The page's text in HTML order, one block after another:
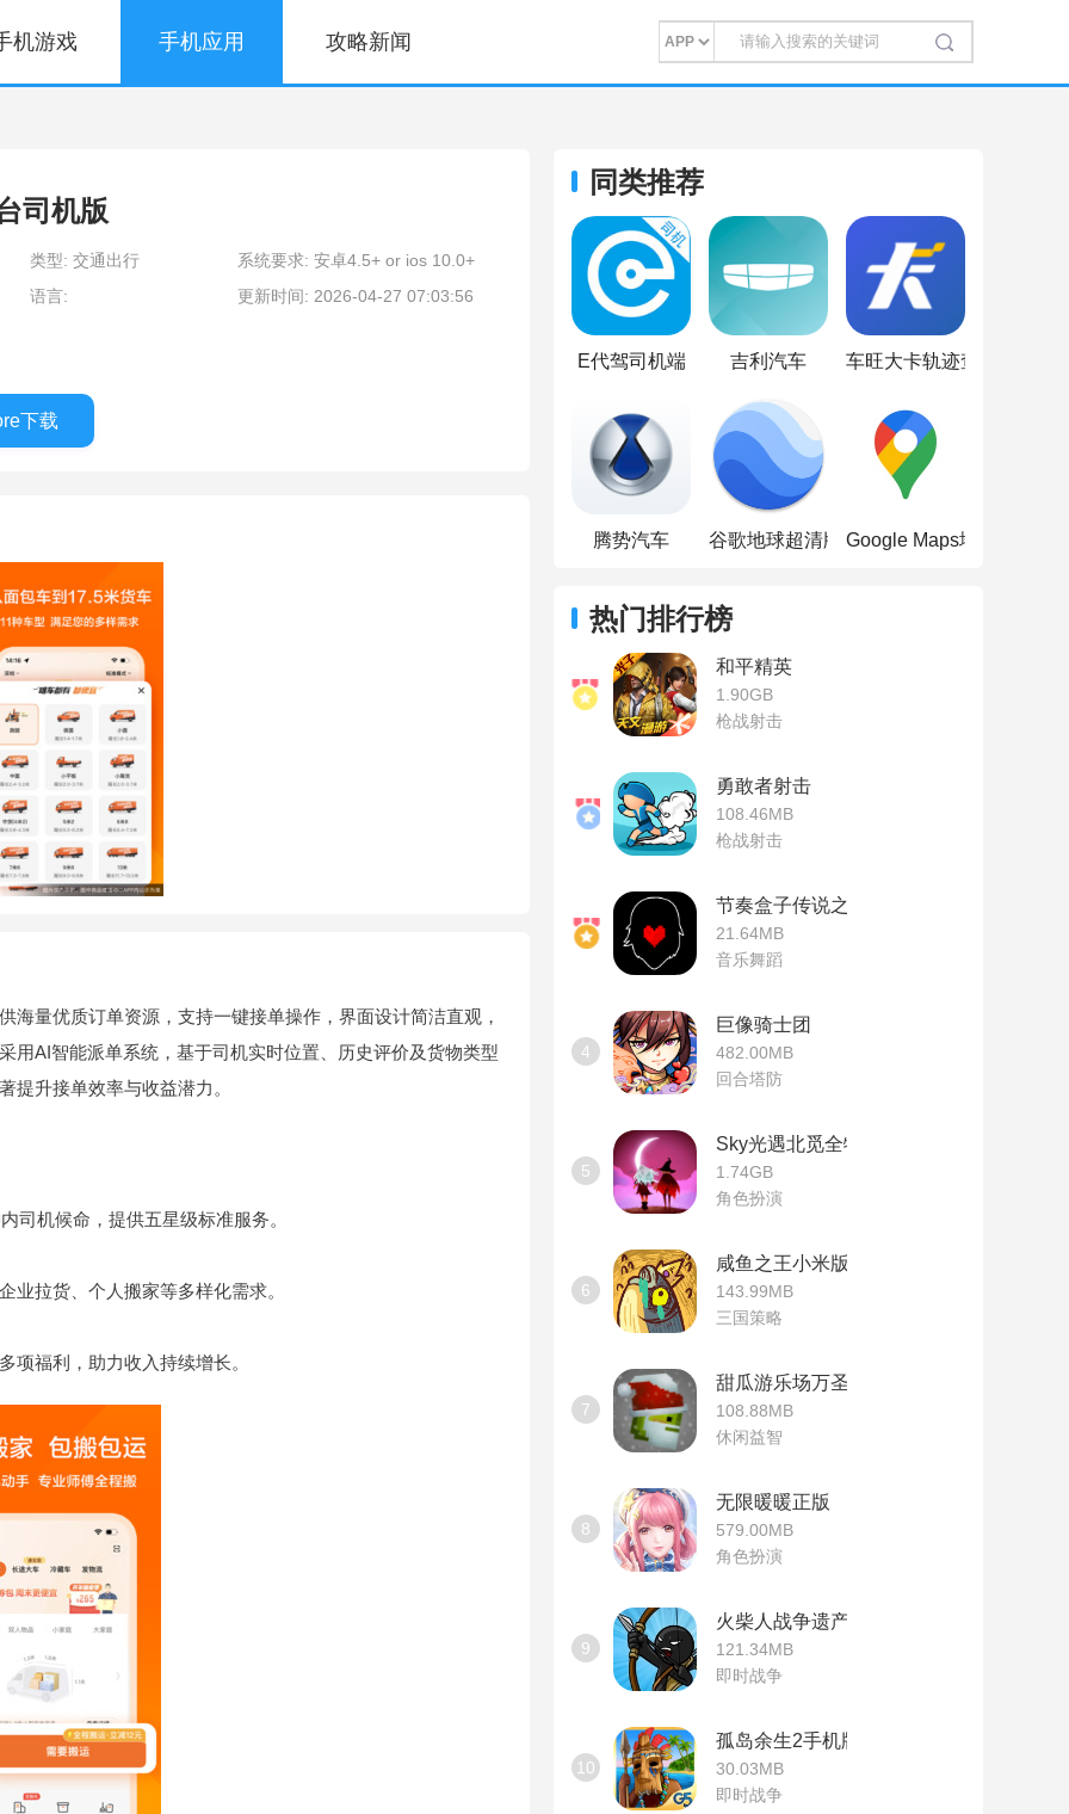
机游戏 手机应用 攻略新闻
司机版
类型: 交通出行
系统要求: 安卓4.5+ or ios 10.0+
语言:
更新时间: 2026-04-27 07:03:56
下载
量优质订单资源，支持一键接单操作，界面设计简洁直观，
用AI智能派单系统，基于司机实时位置、历史评价及货物类型
提升接单效率与收益潜力。
司机候命，提供五星级标准服务。
业拉货、个人搬家等多样化需求。
项福利，助力收入持续增长。
同类推荐
E代驾司机端 吉利汽车 车旺大卡轨迹查询
腾势汽车 谷歌地球超清版 Google Maps地图
热门排行榜
和平精英
1.90GB
枪战射击
勇敢者射击
108.46MB
枪战射击
节奏盒子传说之下模组
21.64MB
音乐舞蹈
4
巨像骑士团
482.00MB
回合塔防
5
Sky光遇北觅全物品版
1.74GB
角色扮演
6
咸鱼之王小米版
143.99MB
三国策略
7
甜瓜游乐场万圣节版本
108.88MB
休闲益智
8
无限暖暖正版
579.00MB
角色扮演
9
火柴人战争遗产无敌版
121.34MB
即时战争
10
孤岛余生2手机版
30.03MB
即时战争